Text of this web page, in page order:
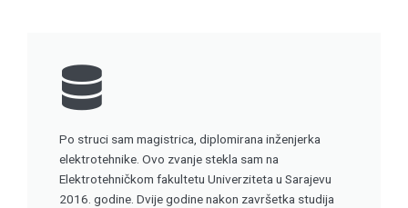
Po struci sam magistrica, diplomirana inženjerka
elektrotehnike. Ovo zvanje stekla sam na
Elektrotehničkom fakultetu Univerziteta u Sarajevu
2016. godine. Dvije godine nakon završetka studija